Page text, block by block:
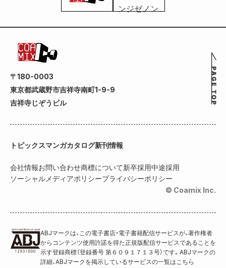
〒180-0003
東京都武蔵野市吉祥寺南町1-9-9
吉祥寺じぞうビル
トピックスマンガカタログ新刊情報
会社情報お問い合わせ商標について新卒採用中途採用
ソーシャルメディアポリシープライバシーポリシー
© Coamix Inc.
ABJマークは、この電子書店・電子書籍配信サービスが、著作権者
からコンテンツ使用許諾を得た正規版配信サービスであることを
示す登録商標（登録番号 第６０９１７１３号）です。ABJマークの
詳細、ABJマークを掲示しているサービスの一覧はこちら